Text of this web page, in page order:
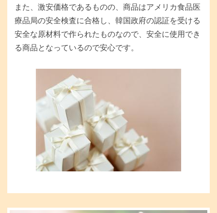
また、激安価格であるものの、商品はアメリカ食品医
療品局の安全検査に合格し、韓国政府の認証を受ける
安全な原材料で作られたものなので、安全に使用でき
る商品となっているので安心です。